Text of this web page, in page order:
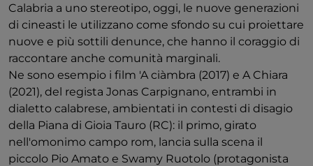
Calabria a uno stereotipo, oggi, le nuove generazioni
di cineasti le utilizzano come sfondo su cui proiettare
nuove e più sottili denunce, che hanno il coraggio di
raccontare anche comunità marginali.
Ne sono esempio i film 'A ciàmbra (2017) e A Chiara
(2021), del regista Jonas Carpignano, entrambi in
dialetto calabrese, ambientati in contesti di disagio
della Piana di Gioia Tauro (RC): il primo, girato
nell'omonimo campo rom, lancia sulla scena il
piccolo Pio Amato e Swamy Ruotolo (protagonista